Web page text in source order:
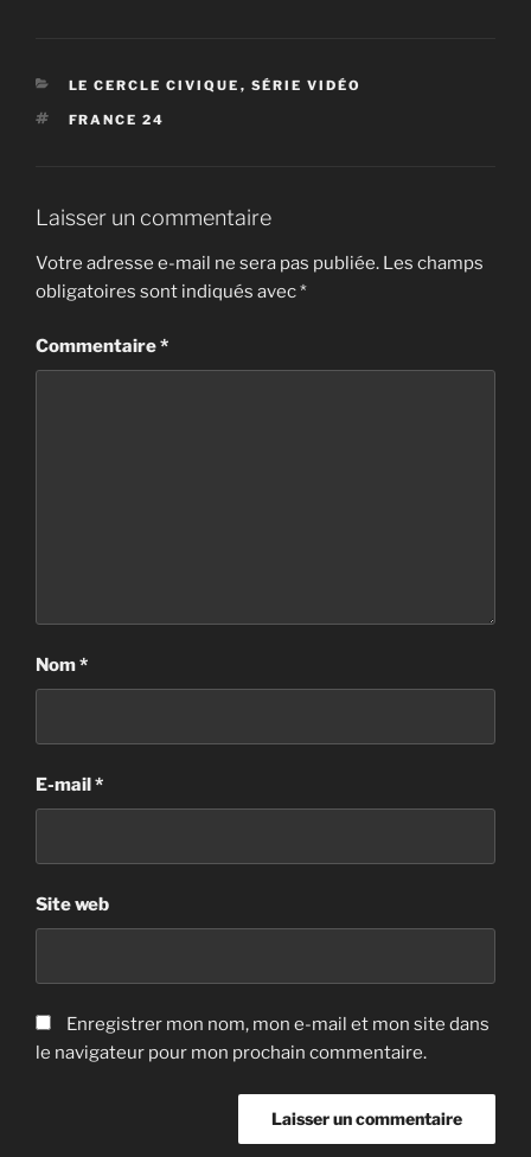
CATÉGORIES
LE CERCLE CIVIQUE , SÉRIE VIDÉO
ÉTIQUETTES
FRANCE 24
Laisser un commentaire
Votre adresse e-mail ne sera pas publiée. Les champs
obligatoires sont indiqués avec*
Commentaire*
Nom*
E-mail*
Site web
Enregistrer mon nom, mon e-mail et mon site dans
le navigateur pour mon prochain commentaire.